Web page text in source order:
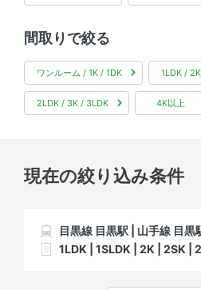
間取りで絞る
ワンルーム / 1K / 1DK 1LDK /
2LDK / 3K / 3LDK 4K以上
現在の絞り込み条件
目黒線 目黒駅 | 山手線 目黒
1LDK | 1SLDK | 2K | 2SK |